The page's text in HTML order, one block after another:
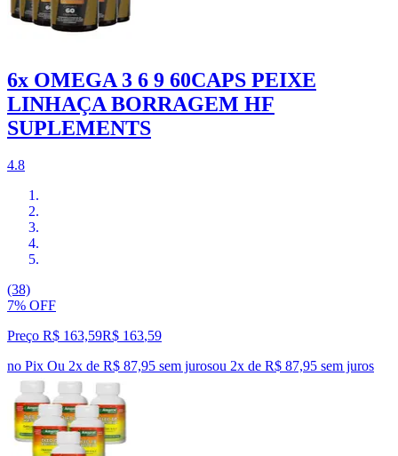
6x OMEGA 3 6 9 60CAPS PEIXE
LINHAÇA BORRAGEM HF
SUPLEMENTS
4.8
(38)
7% OFF
Preço R$ 163,59R$ 163,59
no Pix Ou 2x de R$ 87,95 sem jurosou 2x de R$ 87,95 sem juros